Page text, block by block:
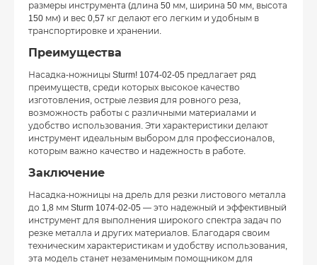
размеры инструмента (длина 50 мм, ширина 50 мм, высота
150 мм) и вес 0,57 кг делают его легким и удобным в
транспортировке и хранении.
Преимущества
Насадка-ножницы Sturm! 1074-02-05 предлагает ряд
преимуществ, среди которых высокое качество
изготовления, острые лезвия для ровного реза,
возможность работы с различными материалами и
удобство использования. Эти характеристики делают
инструмент идеальным выбором для профессионалов,
которым важно качество и надежность в работе.
Заключение
Насадка-ножницы на дрель для резки листового металла
до 1,8 мм Sturm 1074-02-05 — это надежный и эффективный
инструмент для выполнения широкого спектра задач по
резке металла и других материалов. Благодаря своим
техническим характеристикам и удобству использования,
эта модель станет незаменимым помощником для